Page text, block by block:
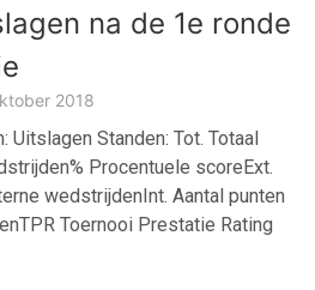
na de 1e ronde
2018
Uitslagen Standen: Tot. Totaal
Procentuele scoreExt.
wedstrijdenInt. Aantal punten
Toernooi Prestatie Rating